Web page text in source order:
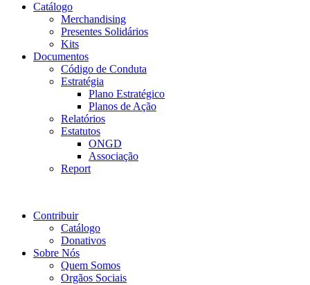
Catálogo
Merchandising
Presentes Solidários
Kits
Documentos
Código de Conduta
Estratégia
Plano Estratégico
Planos de Ação
Relatórios
Estatutos
ONGD
Associação
Report
Contribuir
Catálogo
Donativos
Sobre Nós
Quem Somos
Orgãos Sociais